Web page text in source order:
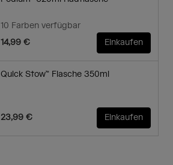
10 Farben verfügbar
14,99 €
Einkaufen
Quick Stow™ Flasche 350ml
23,99 € Einkaufen